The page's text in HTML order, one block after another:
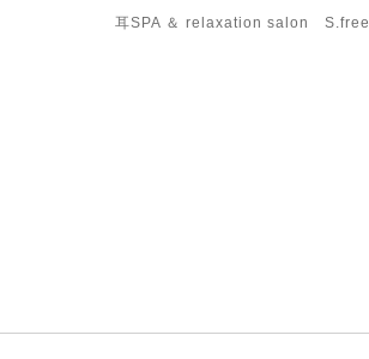
耳SPA ＆ relaxation salon S.free